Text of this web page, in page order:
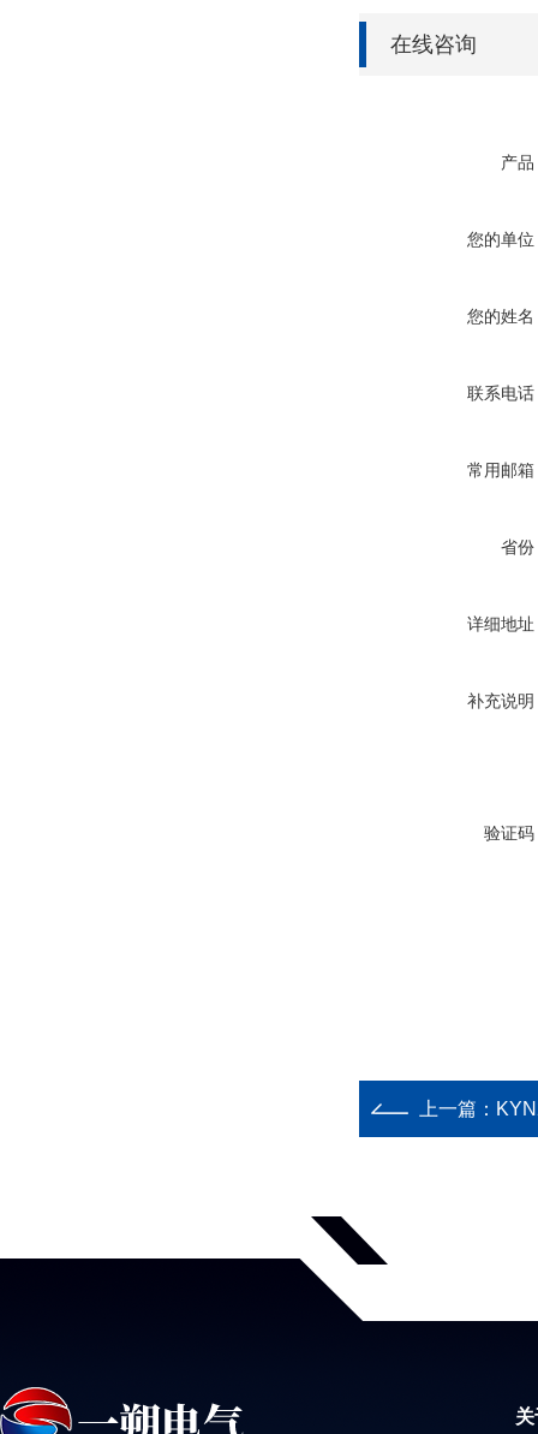
在线咨询
产品
您的单位
您的姓名
联系电话
常用邮箱
省份
详细地址
补充说明
验证码
上一篇：